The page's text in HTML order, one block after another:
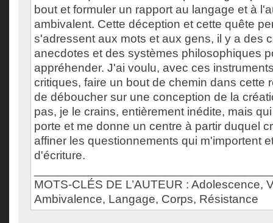
bout et formuler un rapport au langage et à
ambivalent. Cette déception et cette quête
s'adressent aux mots et aux gens, il y a des
anecdotes et des systèmes philosophiques
appréhender. J'ai voulu, avec ces
critiques, faire un bout de chemin dans cette
de déboucher sur une conception de la
pas, je le crains, entièrement inédite, mais
porte et me donne un centre à partir duquel
affiner les questionnements qui m'importent
d'écriture.
MOTS-CLÉS DE L’AUTEUR : Adolescence,
Ambivalence, Langage, Corps, Résistance